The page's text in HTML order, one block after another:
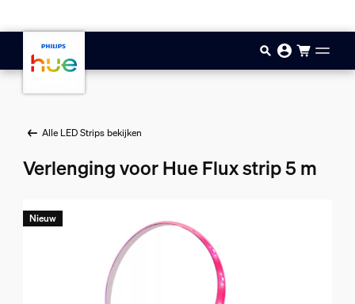
Alle LED Strips bekijken
Verlenging voor Hue Flux strip 5 m
Nieuw